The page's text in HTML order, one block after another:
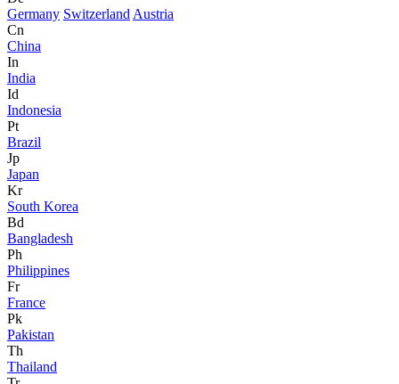
Germany Switzerland Austria
Cn
China
In
India
Id
Indonesia
Pt
Brazil
Jp
Japan
Kr
South Korea
Bd
Bangladesh
Ph
Philippines
Fr
France
Pk
Pakistan
Th
Thailand